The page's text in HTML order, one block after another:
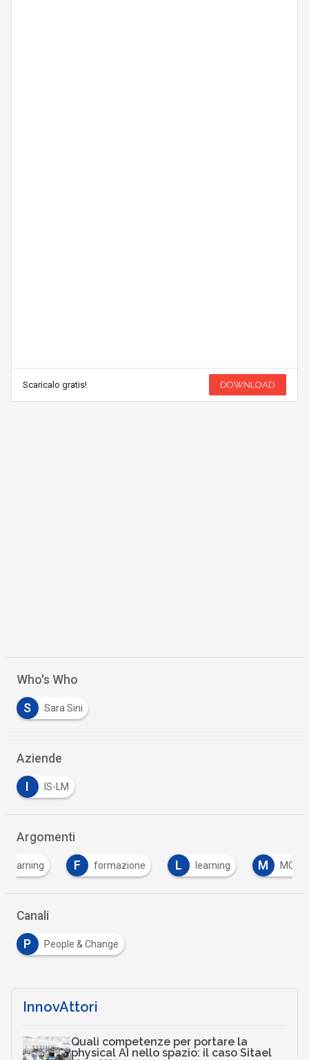
Scaricalo gratis! DOWNLOAD
Who's Who
S Sara Sini
Aziende
IS-LM
Argomenti
F formazione L learning M MOOC
Canali
P People & Change
InnovAttori
Quali competenze per portare la
physical AI nello spazio: il caso Sitael